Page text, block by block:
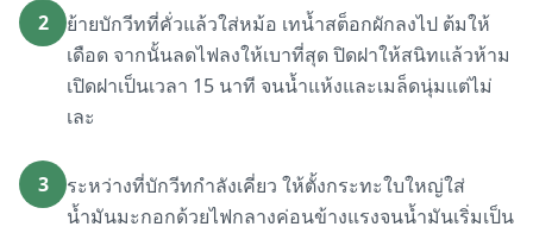
2
ย้ายบักวีทที่คั่วแล้วใส่หม้อ เทน้ำสต็อกผักลงไป ต้มให้
เดือด จากนั้นลดไฟลงให้เบาที่สุด ปิดฝาให้สนิทแล้วห้าม
เปิดฝาเป็นเวลา 15 นาที จนน้ำแห้งและเมล็ดนุ่มแต่ไม่
เละ
3
ระหว่างที่บักวีทกำลังเคี่ยว ให้ตั้งกระทะใบใหญ่ใส่
น้ำมันมะกอกด้วยไฟกลางค่อนข้างแรงจนน้ำมันเริ่มเป็น